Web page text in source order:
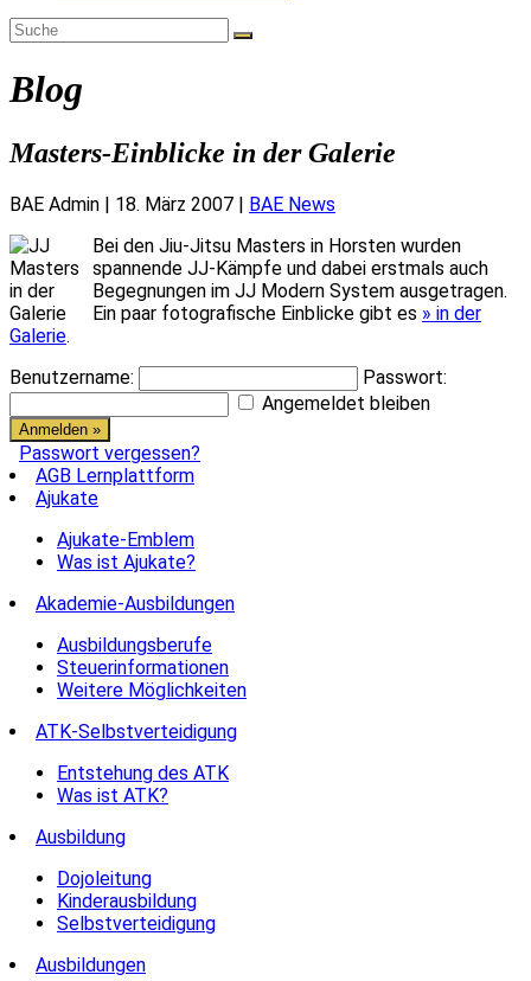
Blog
Masters-Einblicke in der Galerie
BAE Admin | 18. März 2007 | BAE News
Bei den Jiu-Jitsu Masters in Horsten wurden
spannende JJ-Kämpfe und dabei erstmals auch
Begegnungen im JJ Modern System ausgetragen.
Ein paar fotografische Einblicke gibt es » in der
Galerie.
Benutzername:
Passwort:
Angemeldet bleiben
Passwort vergessen?
AGB Lernplattform
Ajukate
Ajukate-Emblem
Was ist Ajukate?
Akademie-Ausbildungen
Ausbildungsberufe
Steuerinformationen
Weitere Möglichkeiten
ATK-Selbstverteidigung
Entstehung des ATK
Was ist ATK?
Ausbildung
Dojoleitung
Kinderausbildung
Selbstverteidigung
Ausbildungen